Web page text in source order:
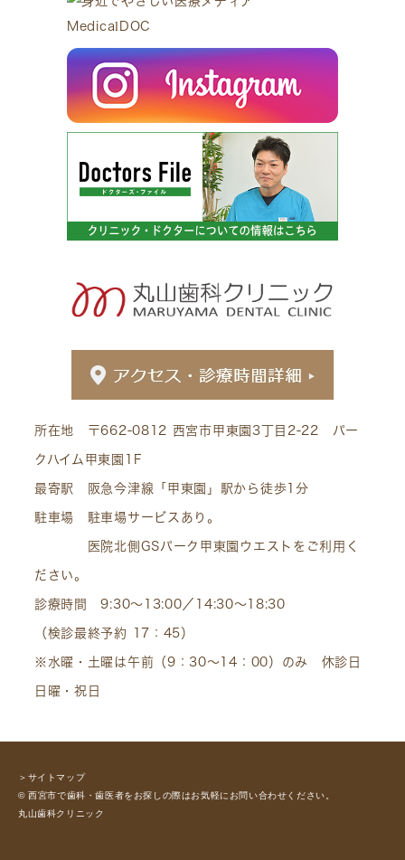
所在地 〒662-0812 西宮市甲東園3丁目2-22 パー
クハイム甲東園1F
最寄駅 阪急今津線「甲東園」駅から徒歩1分
駐車場 駐車場サービスあり。
医院北側GSパーク甲東園ウエストをご利用く
ださい。
診療時間 9:30～13:00／14:30～18:30
（検診最終予約 17：45）
※水曜・土曜は午前（9：30～14：00）のみ 休診日
日曜・祝日
＞サイトマップ
© 西宮市で歯科・歯医者をお探しの際はお気軽にお問い合わせください。
丸山歯科クリニック